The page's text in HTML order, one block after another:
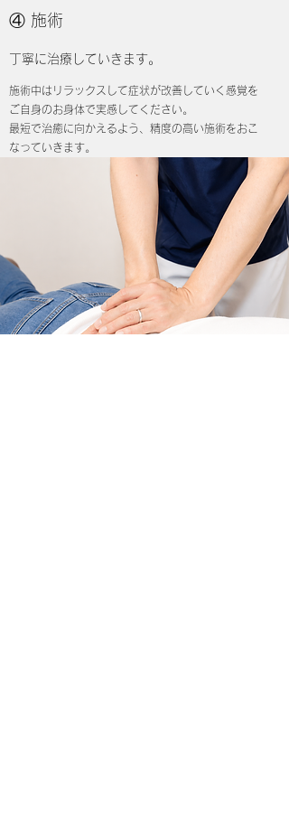
​④ ​施術
丁寧に治療していきます。
施術中はリラックスして症状が改善していく感覚を
ご自身のお身体で実感してください。
最短で治癒に向かえるよう、精度の高い施術をおこ
なっていきます。